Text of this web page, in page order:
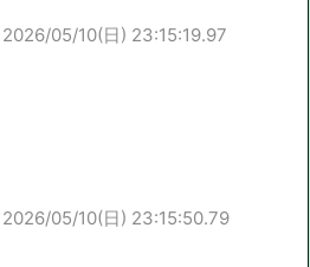
2026/05/10(日) 23:15:19.97
2026/05/10(日) 23:15:50.79